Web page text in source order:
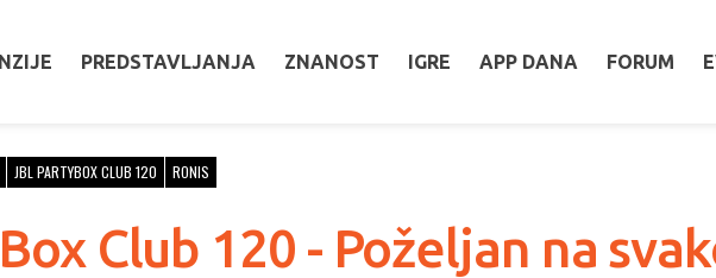
PREDSTAVLJANJA ZNANOST IGRE APP DANA FORUM
JBL PARTYBOX CLUB 120 RONIS
Club 120 - Poželjan na